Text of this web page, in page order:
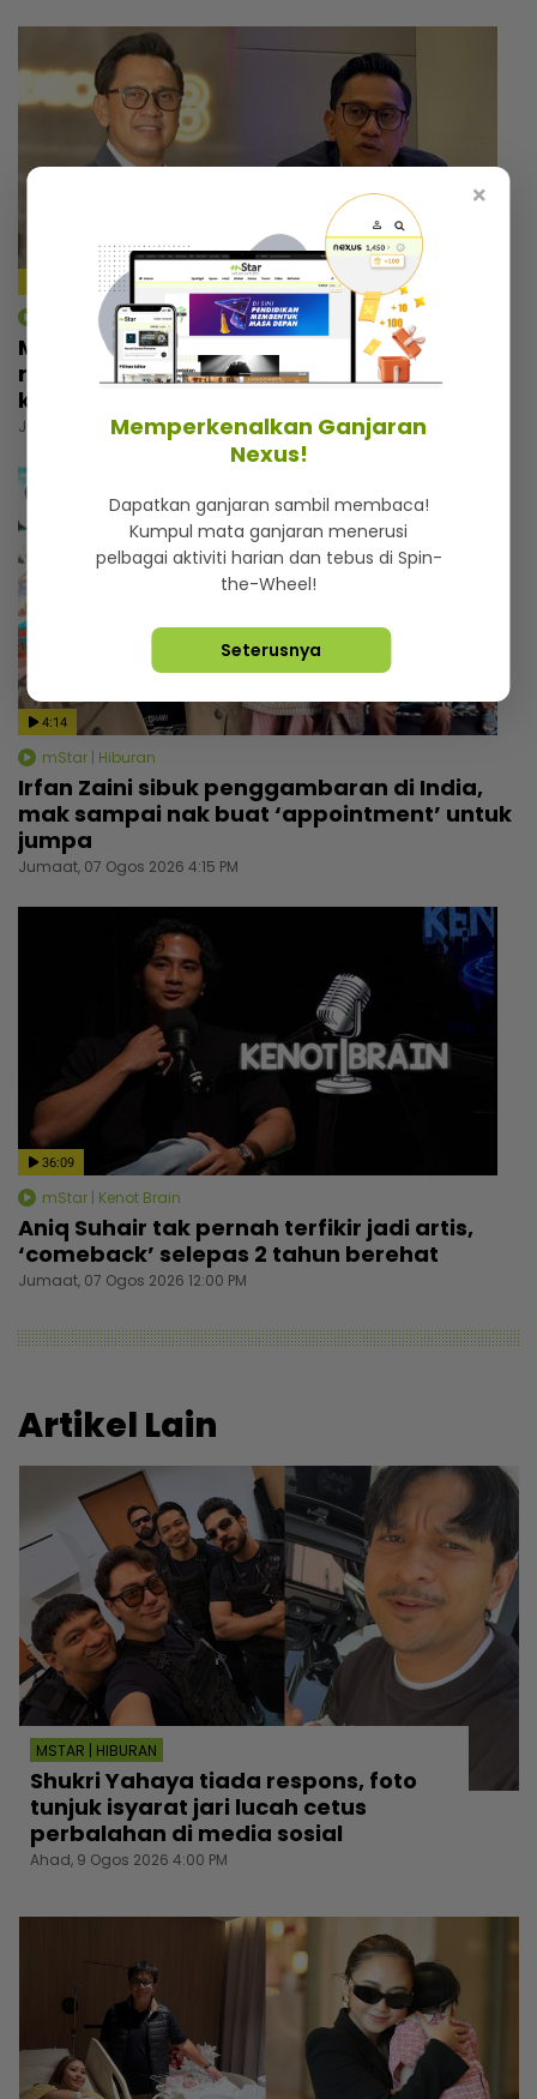
mStar | Hiburan
Macam tak percaya umur dah 57 tahun,
rupanya ini amalan mudah Rashdan Baba
kekal awet muda
Jumaat, 07 Ogos 2026 5:00 PM
4:14
mStar | Hiburan
Irfan Zaini sibuk penggambaran di India,
mak sampai nak buat ‘appointment’ untuk
jumpa
Jumaat, 07 Ogos 2026 4:15 PM
36:09
mStar | Kenot Brain
Aniq Suhair tak pernah terfikir jadi artis,
‘comeback’ selepas 2 tahun berehat
Jumaat, 07 Ogos 2026 12:00 PM
Artikel Lain
MSTAR | HIBURAN
Shukri Yahaya tiada respons, foto
tunjuk isyarat jari lucah cetus
perbalahan di media sosial
Ahad, 9 Ogos 2026 4:00 PM
×
Memperkenalkan Ganjaran
Nexus!
Dapatkan ganjaran sambil membaca!
Kumpul mata ganjaran menerusi
pelbagai aktiviti harian dan tebus di Spin-
the-Wheel!
Seterusnya